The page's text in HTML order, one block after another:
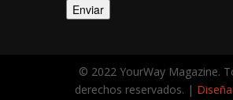
© 2022 YourWay Magazine.
derechos reservados. |